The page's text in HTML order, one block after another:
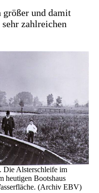
größer und damit
zahlreichen
Die Alsterschleife im
heutigen Bootshaus
(Archiv EBV)